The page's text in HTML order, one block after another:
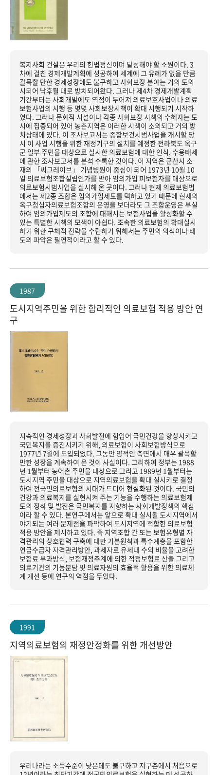
복지사회 건설은 우리의 헌법정신이며 달성해야 할 소원이다. 3
차에 걸친 경제개발계획에 성공하여 세계에 그 유례가 없을 만큼
괄목할 만한 경제성장에도 불구하고 사회보장 분야는 거의 도외
시되어 낙후될 대로 방치되어왔다. 그러나 제4차 경제개발계획
기간부터는 사회개발에도 역점이 두어져 의료보호사업이나 의료
보험사업의 시행 등 몇몇 사회보장시책이 확대 시행되기 시작하
였다. 그러나 문화적 시설이나 각종 사회보장 시책의 수혜자는 도
시에 집중되어 있어 농촌지역은 이러한 시책이 소외되고 거의 방
치상태에 있다. 이 조사보고서는 종합보건시범사업을 개시할 당
시 이 사업 시행을 위한 재정기구의 설치를 예정한 전라북도 옥구
군 일부 주민을 대상으로 실시한 의료보험에 대한 인식, 수용태세
에 관한 조사보고서를 분석 수록한 것이다. 이 지역은 군산시 소
재의 「씨그레이브」 기념병원이 중심이 되어 1973년 10월 10
일 의료보험조합설립인가를 받아 임의가입 피보험자를 대상으로
의료보험시범사업을 실시해 온 곳이다. 그러나 현재 의료보험법
에서는 제2종 조합은 임의가입제도를 택하고 있기 때문에 현재의
옥구청십자의료보험조합의 운영을 보더라도 그 조합운영은 부실
하여 임의가입제도의 조합에 대해서는 보험사업을 활성화할 수
있는 특별한 시책의 모색이 아쉽다. 조속한 의료보험의 확대실시
하기 위한 구체적 전략을 수립하기 위해서는 주민의 의식이나 태
도의 파악은 필연적이라고 할 수 있다.
1987
도시지역주민을 위한 합리적인 의료보험 적용 방안 연
구
지속적인 경제성장과 사회발전에 힘입어 국민건강을 향상시키고
국민복지를 증진시키기 위해, 의료보험이 사회보험방식으로
1977년 7월에 도입되었다. 그동안 양적인 측면에서 매우 괄목할
만한 성장을 계속하여 온 것이 사실이다. 그리하여 정부는 1988
년 1월부터 농어촌 주민을 대상으로 그리고 1989년 1월부터는
도시지역 주민을 대상으로 지역의료보험을 확대 실시키로 결정
하여 전국민의료보험의 시대가 드디어 현실화된 것이다. 국민의
건강과 의료복지를 실현시켜 주는 기능을 수행하는 의료보험제
도의 정착 및 발전은 국민복지를 지향하는 사회개발정책의 핵심
이라 할 수 있다. 본연구에서는 앞으로 확대 실시될 도시지역에서
야기되는 여러 문제점을 파악하여 도시지역에 적합한 의료보험
적용 방안을 제시하고 있다. 즉 지역조합 간 또는 보험유형별 자
격관리의 상호협력 구축에 대한 기본원칙과 특수계층을 포함한
연금수급자 자격관리방안, 과세자료 유세대 수의 비율을 고려한
보험료 부과방식, 보험재정추계에 의한 적정보험료 산출 그리고
의료기관의 기능분담 및 의료자원의 효율적 활용을 위한 의료체
계 개선 등에 연구의 역점을 두었다.
1991
지역의료보험의 재정안정화를 위한 개선방안
우리나라는 소득수준이 낮은데도 불구하고 지구촌에서 처음으로